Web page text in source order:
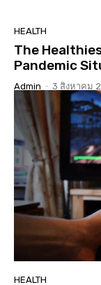
HEALTH
The
Pandemic
Admin - 3 สิงหาคม
HEALTH